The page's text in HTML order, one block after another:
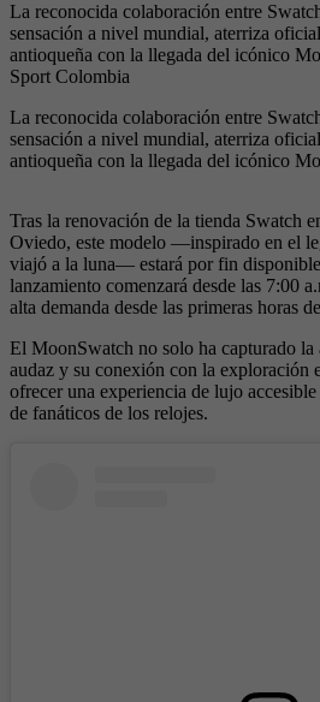
La reconocida colaboración entre
sensación a nivel mundial, aterriza
antioqueña con la llegada del icónico
Sport Colombia
La reconocida colaboración entre
sensación a nivel mundial, aterriza
antioqueña con la llegada del icónico
Tras la renovación de la tienda Swatch
Oviedo, este modelo —inspirado en el
viajó a la luna— estará por fin
lanzamiento comenzará desde las 7:00
alta demanda desde las primeras horas
El MoonSwatch no solo ha capturado la
audaz y su conexión con la exploración
ofrecer una experiencia de lujo
de fanáticos de los relojes.